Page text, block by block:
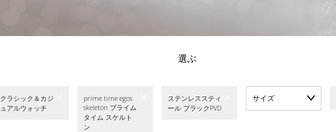
選ぶ
クラシック＆カジ
ュアルウォッチ
prime time egos
skeleton プライム
タイム スケルト
ン
ステンレススティ
ール ブラックPVD
サイズ